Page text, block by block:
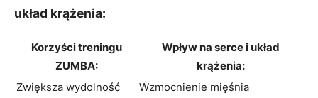
układ krążenia:
Korzyści treningu
ZUMBA:
Wpływ na serce i układ
krążenia:
Zwiększa wydolność
Wzmocnienie mięśnia